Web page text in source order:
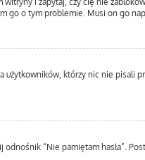
go o tym problemie. Musi on go
którzy nic nie pisali
“Nie pamiętam hasła”.